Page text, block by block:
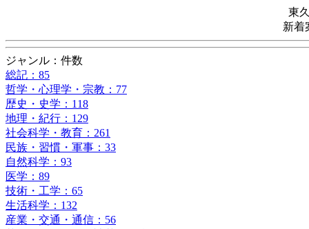
東
新着
ジャンル：件数
総記：85
哲学・心理学・宗教：77
歴史・史学：118
地理・紀行：129
社会科学・教育：261
民族・習慣・軍事：33
自然科学：93
医学：89
技術・工学：65
生活科学：132
産業・交通・通信：56